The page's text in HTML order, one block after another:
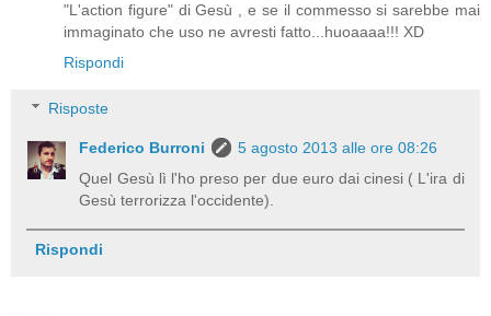
"L'action figure" di Gesù , e se il commesso si sarebbe mai
immaginato che uso ne avresti fatto...huoaaaa!!! XD
Rispondi
Risposte
Federico Burroni
5 agosto 2013 alle ore 08:26
Quel Gesù lì l'ho preso per due euro dai cinesi ( L'ira di
Gesù terrorizza l'occidente).
Rispondi